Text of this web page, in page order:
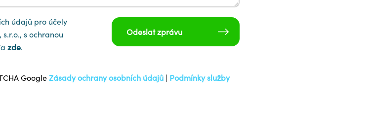
údajů pro účely
s ochranou
azde.
Odeslat zprávu
Google Zásady ochrany osobních údajů| Podmínky služby